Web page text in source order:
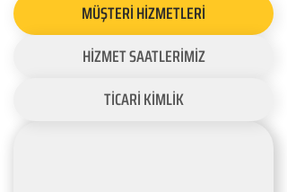
MÜŞTERİ HİZMETLERİ
HİZMET SAATLERİMİZ
TİCARİ KİMLİK